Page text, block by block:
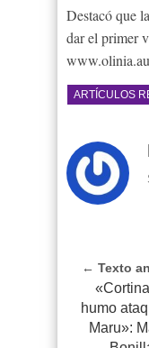
Destacó que
dar el primer
ARTÍCULOS
← Texto
humo
Maru»: